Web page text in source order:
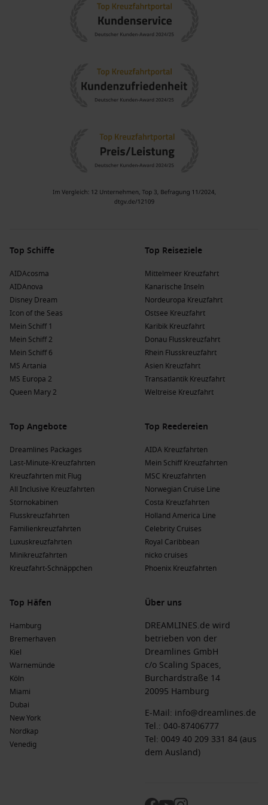
faszinierende Regionen:
: Diese tropische Inselgruppe ist bekannt für
Indischer Ozean: Diese Region ist für ihre schöne
: Ein Kontinent voller Vielfalt, der atemberaubende
Landschaften, eine reiche Geschichte und ein
bemerkenswertes kulturelles Erbe bietet.
ihre einzigartige Tierwelt und atemberaubende
Landschaften, ideal für Abenteuerreisende.
atemberaubender Natur geprägt ist.
Kreuzfahrtlinien nach Victoria, Seychellen
MSC Cruises
: Mit einer Flotte von 23 Schiffen bietet MSC
Cruises 2 Schiffe an, die Victoria besuchen, darunter
Magnifica
. Abfahrten erfolgen häufig von
Buenos Aires
Phoenix Kreuzfahrten
: Diese Reederei hat eine Flotte von
32 Schiffen, von denen 2 nach Victoria fahren, die
undArtania BremerhavenoderHamburg
abfahren.
fahren 2 Schiffe nach Victoria, darunterNorwegian Dawn
LouisoderDubai
Vorteile eines Besuchs in Victoria, Seychellen
zu verschiedenen Jahreszeiten
Frühling( März
: Temperaturen zwischen 25 °C
und 30 °C; genießen Sie die blühende Natur und die
angenehmen Wassertemperaturen der Umgebung.
Sommer(Juni,Juli
: Warme Temperaturen von 25
Herbst
Durchschnittliche Temperaturen zwischen 23 °C und 29 °C;
genießen Sie die ruhigere Atmosphäre und die warmen
Tage.
Winter(Dezember Februar): Temperaturen von 22
°C bis 28 °C; die warme Winterzeit lädt zu Erkundungen
der traumhaften Natur ein.
Häufig gestellte Fragen zu Victoria, Seychellen
Was ist die typische Kost einer Kreuzfahrt?
Person, abhängig von der gewählten Reederei und
Top Schiffe
AIDAcosma
AIDAnova
Disney Dream
Icon of the Seas
Mein Schiff 1
Mein Schiff 2
Mein Schiff 6
MS Artania
MS Europa 2
Queen Mary 2
Top Reiseziele
Mittelmeer Kreuzfahrt
Kanarische Inseln
Nordeuropa Kreuzfahrt
Ostsee Kreuzfahrt
Karibik Kreuzfahrt
Donau Flusskreuzfahrt
Rhein Flusskreuzfahrt
Asien Kreuzfahrt
Transatlantik Kreuzfahrt
Weltreise Kreuzfahrt
Top Angebote
Dreamlines Packages
Last-Minute-Kreuzfahrten
Kreuzfahrten mit Flug
All Inclusive Kreuzfahrten
Stornokabinen
Flusskreuzfahrten
Familienkreuzfahrten
Luxuskreuzfahrten
Minikreuzfahrten
Kreuzfahrt-Schnäppchen
Top Reedereien
AIDA Kreuzfahrten
Mein Schiff Kreuzfahrten
MSC Kreuzfahrten
Norwegian Cruise Line
Costa Kreuzfahrten
Holland America Line
Celebrity Cruises
Royal Caribbean
nicko cruises
Phoenix Kreuzfahrten
Top Häfen
Hamburg
Bremerhaven
Kiel
Warnemünde
Köln
Miami
Dubai
New York
Nordkap
Venedig
Über uns
DREAMLINES.de wird
betrieben von der
Dreamlines GmbH
c/o Scaling Spaces,
Burchardstraße 14
20095 Hamburg
E-Mail: info@dreamlines.de
Tel.: 040-87406777
Tel: 0049 40 209 331 84 (aus
dem Ausland)